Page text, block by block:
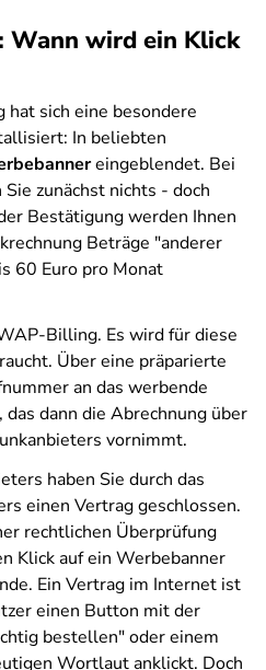
Wann wird ein Klick
sich eine besondere
In beliebten
eingeblendet. Bei
zunächst nichts - doch
Bestätigung werden Ihnen
Beträge "anderer
60 Euro pro Monat
Billing. Es wird für diese
Über eine präparierte
an das werbende
dann die Abrechnung über
vornimmt.
haben Sie durch das
einen Vertrag geschlossen.
rechtlichen Überprüfung
Klick auf ein Werbebanner
Ein Vertrag im Internet ist
einen Button mit der
bestellen" oder einem
Wortlaut anklickt. Doch